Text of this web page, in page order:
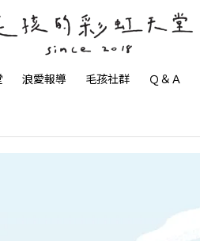
浪愛報導 毛孩社群 Ｑ＆Ａ